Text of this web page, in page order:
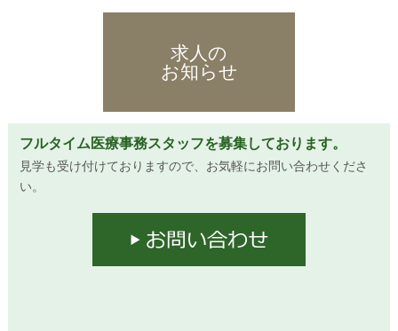
日の予約状況により美容施術はお受け頂けることもあります）
光治療器ノーリスを導入しました。ノーリスは皮膚色素性疾患
たるみ、などの肌質改善に有効です。くすみも解消され透明感
のある明るい肌へ導きます。
求人の
お知らせ
フルタイム医療事務スタッフを募集しております。
見学も受け付けておりますので、お気軽にお問い合わせくださ
い。